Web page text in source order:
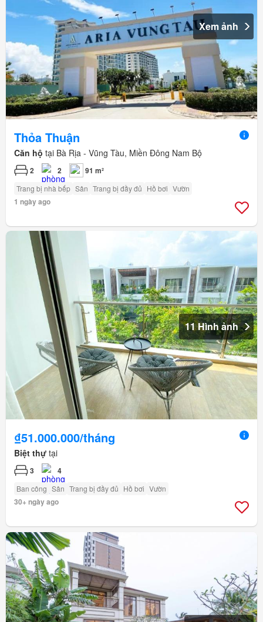
Xem ảnh
Thỏa Thuận
Căn hộ tại Bà Rịa - Vũng Tàu, Miền Đông Nam Bộ
2 2 91 m²
Trang bị nhà bếp Sân Trang bị đầy đủ Hồ bơi Vườn
1 ngày ago
11 Hình ảnh
₫51.000.000/tháng
Biệt thự tại
3 4
Ban công Sân Trang bị đầy đủ Hồ bơi Vườn
30+ ngày ago